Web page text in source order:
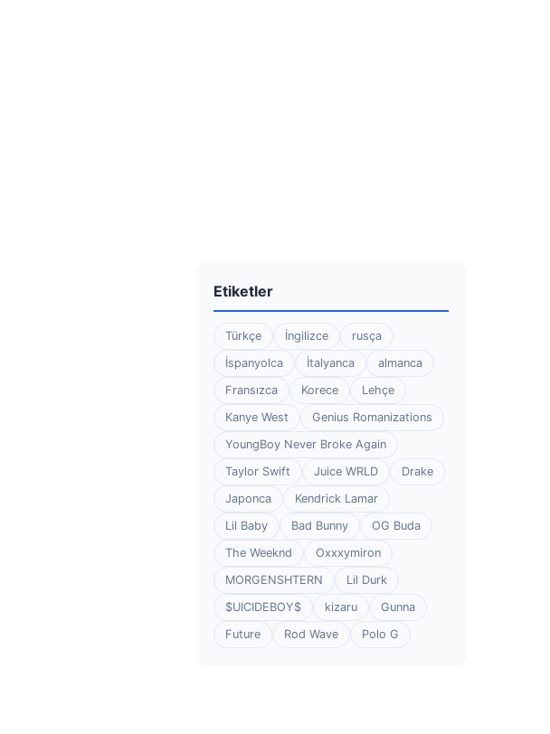
Etiketler
Türkçe İngilizce
rusça
İspanyolca
İtalyanca
almanca
Fransızca
Korece
Lehçe
Kanye West
Genius Romanizations
YoungBoy Never Broke Again
Taylor Swift
Juice WRLD
Drake
Japonca
Kendrick Lamar
Lil Baby
Bad Bunny
OG Buda
The Weeknd
Oxxxymiron
MORGENSHTERN
Lil Durk
$UICIDEBOY$
kizaru
Gunna
Future
Rod Wave Polo G